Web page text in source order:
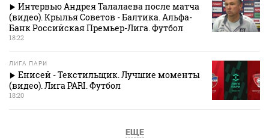
Интервью Андрея Талалаева после матча
(видео). Крылья Советов - Балтика. Альфа-
Банк Российская Премьер-Лига. Футбол
18:22
ЛИГА ПАРИ
Енисей - Текстильщик. Лучшие моменты
(видео). Лига PARI. Футбол
18:20
ЕЩЕ